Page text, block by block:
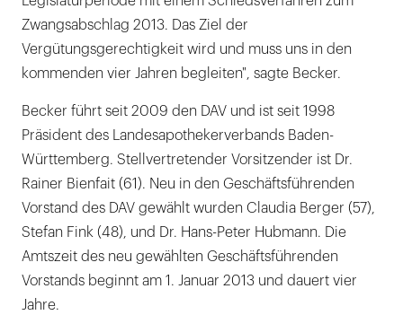
Zwangsabschlag 2013. Das Ziel der
Vergütungsgerechtigkeit wird und muss uns in den
kommenden vier Jahren begleiten", sagte Becker.
Becker führt seit 2009 den DAV und ist seit 1998
Präsident des Landesapothekerverbands Baden-
Württemberg. Stellvertretender Vorsitzender ist Dr.
Rainer Bienfait (61). Neu in den Geschäftsführenden
Vorstand des DAV gewählt wurden Claudia Berger (57),
Stefan Fink (48), und Dr. Hans-Peter Hubmann. Die
Amtszeit des neu gewählten Geschäftsführenden
Vorstands beginnt am 1. Januar 2013 und dauert vier
Jahre.